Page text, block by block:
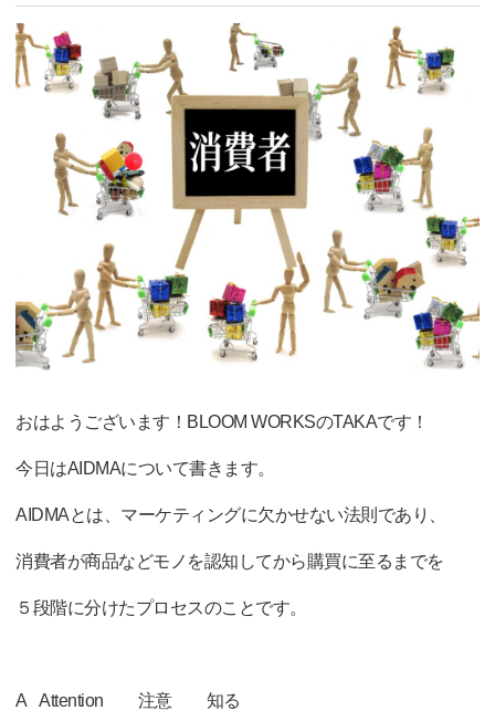
おはようございます！BLOOM WORKSのTAKAです！
今日はAIDMAについて書きます。
AIDMAとは、マーケティングに欠かせない法則であり、
消費者が商品などモノを認知してから購買に至るまでを
５段階に分けたプロセスのことです。
A Attention 注意 知る